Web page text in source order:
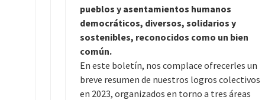
pueblos y asentamientos humanos
democráticos, diversos, solidarios y
sostenibles, reconocidos como un bien
común.
En este boletín, nos complace ofrecerles un
breve resumen de nuestros logros colectivos
en 2023, organizados en torno a tres áreas